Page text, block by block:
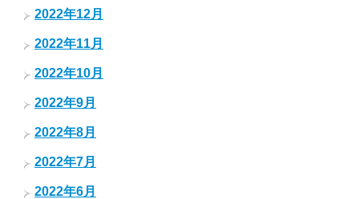
2022年12月
2022年11月
2022年10月
2022年9月
2022年8月
2022年7月
2022年6月